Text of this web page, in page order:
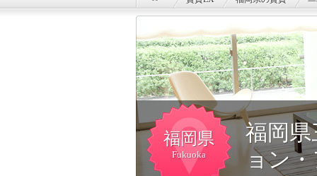
福岡県
Fukuoka
福岡
ョン